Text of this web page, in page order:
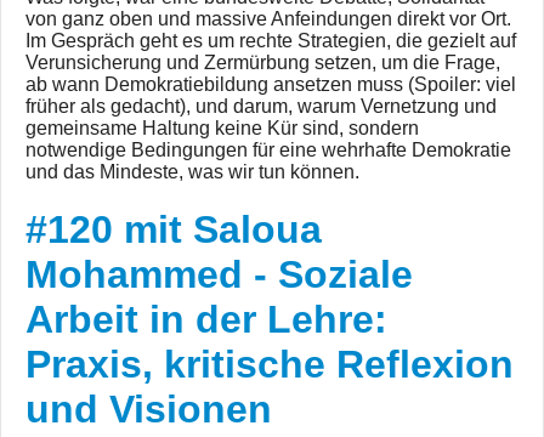
von ganz oben und massive Anfeindungen direkt vor Ort.
Im Gespräch geht es um rechte Strategien, die gezielt auf
Verunsicherung und Zermürbung setzen, um die Frage,
ab wann Demokratiebildung ansetzen muss (Spoiler: viel
früher als gedacht), und darum, warum Vernetzung und
gemeinsame Haltung keine Kür sind, sondern
notwendige Bedingungen für eine wehrhafte Demokratie
und das Mindeste, was wir tun können.
#120 mit Saloua
Mohammed - Soziale
Arbeit in der Lehre:
Praxis, kritische Reflexion
und Visionen
#120 mit
Saloua
Mohammed
- Soziale
Arbeit in
der Lehre:
Praxis,
kritische